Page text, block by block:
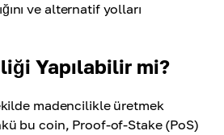
ve alternatif yolları
Yapılabilir mi?
madencilikle üretmek
bu coin, Proof-of-Stake (PoS)